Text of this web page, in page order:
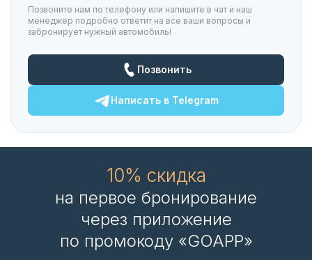
Позвоните нам по телефону или напишите в чат и наш
менеджер подробно ответит на все ваши вопросы и
забронирует нужный автомобиль!
Позвонить
Написать вTelegram
10% скидка
на первое бронирование
через приложение
по промокоду «GOAPP»